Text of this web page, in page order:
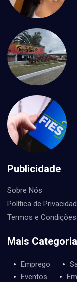
Publicidade
Sobre Nós
Política de
Termos e Condições
Mais Categoria
Emprego
Eventos